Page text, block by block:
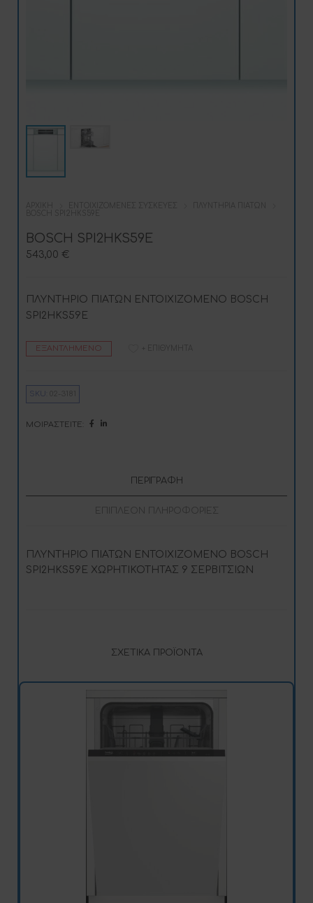
ΑΡΧΙΚΉ ΕΝΤΟΙΧΙΖΌΜΕΝΕΣ ΣΥΣΚΕΥΈΣ
ΠΛΥΝΤΉΡΙΑ ΠΙΆΤΩΝ
BOSCH SPI2HKS59E
543,00 €
ΠΛΥΝΤΗΡΙΟ ΠΙΑΤΩΝ ΕΝΤΟΙΧΙΖΟΜΕΝΟ BOSCH
SPI2HKS59E
ΕΞΑΝΤΛΗΜΈΝΟ + ΕΠΙΘΥΜΗΤΆ
SKU:
ΜΟΙΡΑΣΤΕΊΤΕ:
ΠΕΡΙΓΡΑΦΉ
ΕΠΙΠΛΈΟΝ ΠΛΗΡΟΦΟΡΊΕΣ
ΠΛΥΝΤΗΡΙΟ ΠΙΑΤΩΝ ΕΝΤΟΙΧΙΖΟΜΕΝΟ BOSCH
SPI2HKS59E ΧΩΡΗΤΙΚΟΤΗΤΑΣ 9 ΣΕΡΒΙΤΣΙΩΝ
ΣΧΕΤΙΚΆ ΠΡΟΪΌΝΤΑ